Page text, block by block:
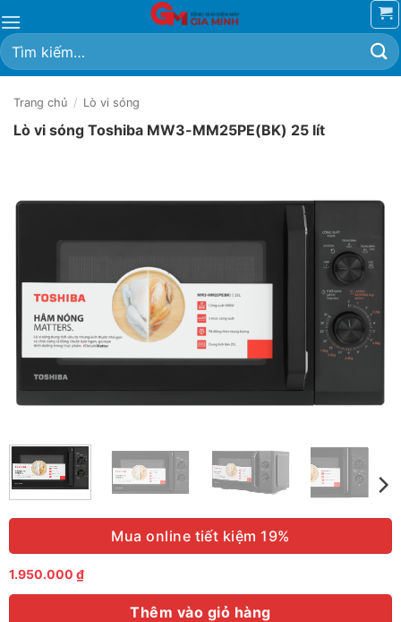
qua
nội
dung
Tìm
kiếm:
Trang chủ / Lò vi sóng
Lò vi sóng Toshiba MW3-MM25PE(BK) 25 lít
Mua online tiết kiệm 19%
1.950.000 ₫
Thêm vào giỏ hàng